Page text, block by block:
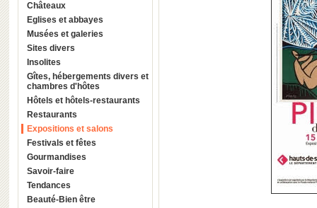
Châteaux
Eglises et abbayes
Musées et galeries
Sites divers
Insolites
Gîtes, hébergements divers et
chambres d'hôtes
Hôtels et hôtels-restaurants
Restaurants
Expositions et salons
Festivals et fêtes
Gourmandises
Savoir-faire
Tendances
Beauté-Bien être